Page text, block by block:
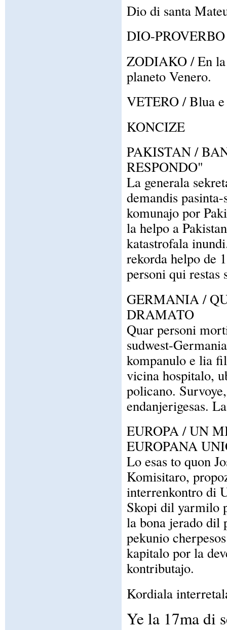
Dio di santa
DIO-
ZODIAKO / En la
planeto Venero.
VETERO / Blua
KONCIZE
PAKISTAN /
RESPONDO"
La generala
demandis
komunajo por
la helpo a
katastrofala
rekorda helpo de
personi qui restas
GERMANIA /
DRAMATO
Quar personi
sudwest-
kompanulo e lia
vicina hospitalo,
policano.
endanjerigesas.
EUROPA / UN
EUROPANA
Lo esas to quon
Komisitaro,
interrenkontro di
Skopi dil yarmilo
la bona jerado dil
pekunio
kapitalo por la
kontributajo.
Kordiala
Ye la 17ma di